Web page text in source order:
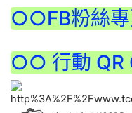
○○FB粉絲
○○ 行動